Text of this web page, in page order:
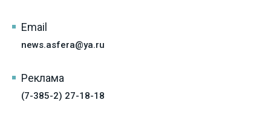
Email
news.asfera@ya.ru
Реклама
(7-385-2) 27-18-18